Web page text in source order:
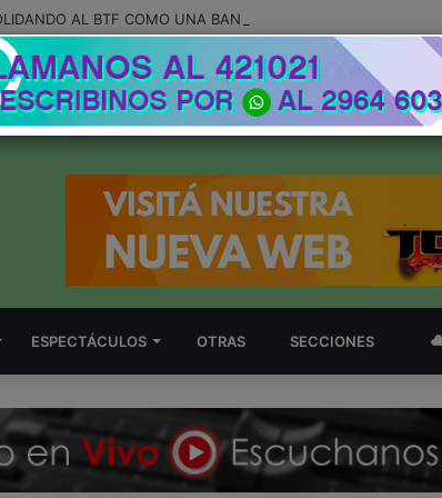
ESPECTÁCULOS OTRAS SECCIONES